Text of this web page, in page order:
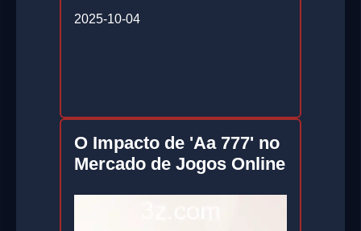
2025-10-04
O Impacto de 'Aa 777' no
Mercado de Jogos Online